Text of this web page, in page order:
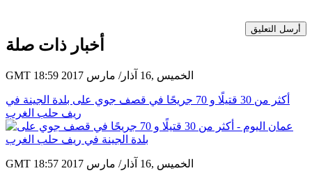
أرسل التعليق
أخبار ذات صلة
GMT 18:59 2017 الخميس ,16 آذار/ مارس
أكثر من 30 قتيلًا و 70 جريحًا في قصف جوي على بلدة الجينة في
ريف حلب الغرب
GMT 18:57 2017 الخميس ,16 آذار/ مارس